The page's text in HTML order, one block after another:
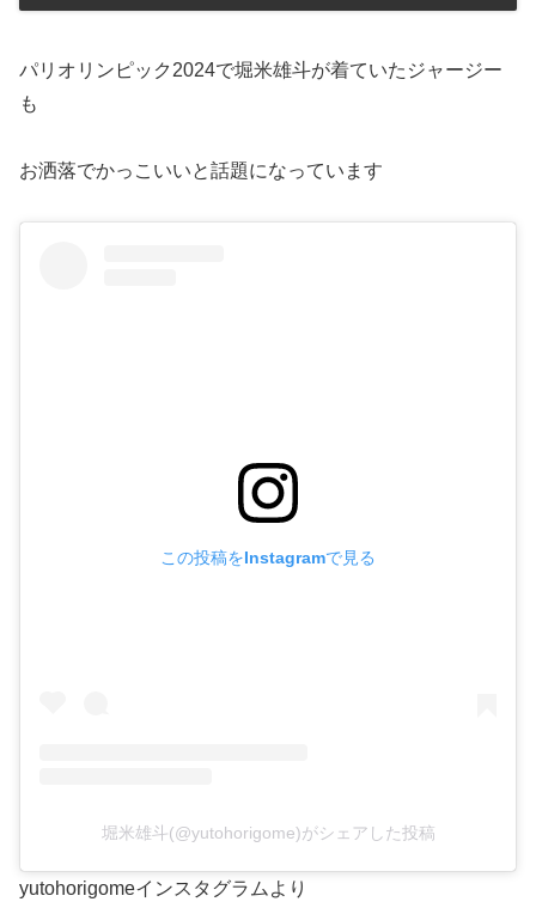
パリオリンピック2024で堀米雄斗が着ていたジャージー
も
お洒落でかっこいいと話題になっています
この投稿をInstagramで見る
堀米雄斗(@yutohorigome)がシェアした投稿
yutohorigomeインスタグラムより